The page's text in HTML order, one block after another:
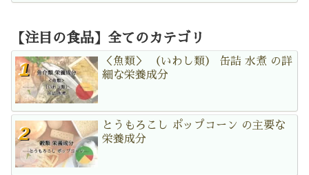
【注目の食品】全てのカテゴリ
＜魚類＞ （いわし類） 缶詰 水煮 の詳
細な栄養成分
とうもろこし ポップコーン の主要な
栄養成分